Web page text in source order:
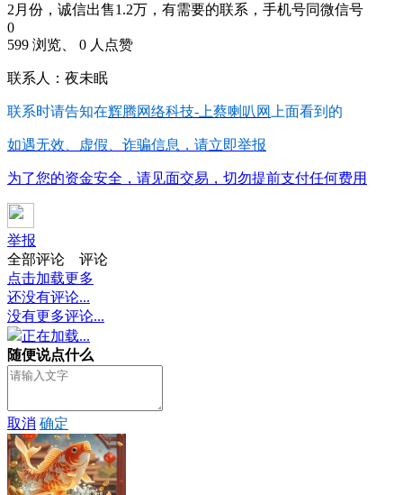
2月份，诚信出售1.2万，有需要的联系，手机号同微信号
0
599 浏览、 0 人点赞
联系人：夜未眠
联系时请告知在辉腾网络科技-上蔡喇叭网 上面看到的
如遇无效、虚假、诈骗信息，请立即举报
为了您的资金安全，请见面交易，切勿提前支付任何费用
举报
全部评论
评论
点击加载更多
还没有评论...
没有更多评论...
正在加载...
随便说点什么
取消 确定